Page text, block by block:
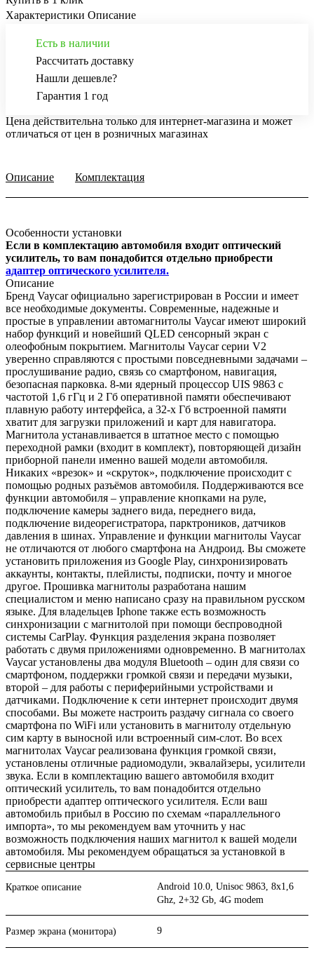
Характеристики Описание
Есть в наличии
Рассчитать доставку
Нашли дешевле?
Гарантия 1 год
Цена действительна только для интернет-магазина и может
отличаться от цен в розничных магазинах
Описание Комплектация
Особенности установки
Если в комплектацию автомобиля входит оптический
усилитель, то вам понадобится отдельно приобрести
адаптер оптического усилителя.
Описание
Бренд Vaycar официально зарегистрирован в России и имеет
все необходимые документы. Современные, надежные и
простые в управлении автомагнитолы Vaycar имеют широкий
набор функций и новейший QLED сенсорный экран с
олеофобным покрытием. Магнитолы Vaycar серии V2
уверенно справляются с простыми повседневными задачами –
прослушивание радио, связь со смартфоном, навигация,
безопасная парковка. 8-ми ядерный процессор UIS 9863 с
частотой 1,6 гГц и 2 Гб оперативной памяти обеспечивают
плавную работу интерфейса, а 32-х Гб встроенной памяти
хватит для загрузки приложений и карт для навигатора.
Магнитола устанавливается в штатное место с помощью
переходной рамки (входит в комплект), повторяющей дизайн
приборной панели именно вашей модели автомобиля.
Никаких «врезок» и «скруток», подключение происходит с
помощью родных разъёмов автомобиля. Поддерживаются все
функции автомобиля – управление кнопками на руле,
подключение камеры заднего вида, переднего вида,
подключение видеорегистратора, парктроников, датчиков
давления в шинах. Управление и функции магнитолы Vaycar
не отличаются от любого смартфона на Андроид. Вы сможете
установить приложения из Google Play, синхронизировать
аккаунты, контакты, плейлисты, подписки, почту и многое
другое. Прошивка магнитолы разработана нашим
специалистом и меню написано сразу на правильном русском
языке. Для владельцев Iphone также есть возможность
синхронизации с магнитолой при помощи беспроводной
системы CarPlay. Функция разделения экрана позволяет
работать с двумя приложениями одновременно. В магнитолах
Vaycar установлены два модуля Bluetooth – один для связи со
смартфоном, поддержки громкой связи и передачи музыки,
второй – для работы с периферийными устройствами и
датчиками. Подключение к сети интернет происходит двумя
способами. Вы можете настроить раздачу сигнала со своего
смартфона по WiFi или установить в магнитолу отдельную
сим карту в выносной или встроенный сим-слот. Во всех
магнитолах Vaycar реализована функция громкой связи,
установлены отличные радиомодули, эквалайзеры, усилители
звука. Если в комплектацию вашего автомобиля входит
оптический усилитель, то вам понадобится отдельно
приобрести адаптер оптического усилителя. Если ваш
автомобиль прибыл в Россию по схемам «параллельного
импорта», то мы рекомендуем вам уточнить у нас
возможность подключения наших магнитол к вашей модели
автомобиля. Мы рекомендуем обращаться за установкой в
сервисные центры
Краткое описание
Android 10.0, Unisoc 9863, 8х1,6
Ghz, 2+32 Gb, 4G modem
Размер экрана (монитора) 9